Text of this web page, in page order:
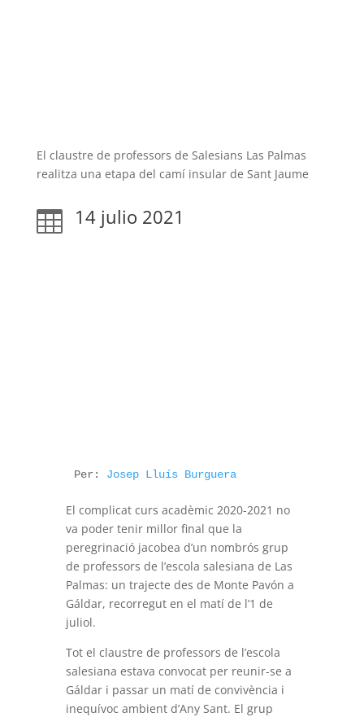
El claustre de professors de Salesians Las Palmas
realitza una etapa del camí insular de Sant Jaume
 14 julio 2021
Per: Josep Lluís Burguera
El complicat curs acadèmic 2020-2021 no
va poder tenir millor final que la
peregrinació jacobea d’un nombrós grup
de professors de l’escola salesiana de Las
Palmas: un trajecte des de Monte Pavón a
Gáldar, recorregut en el matí de l’1 de
juliol.
Tot el claustre de professors de l’escola
salesiana estava convocat per reunir-se a
Gáldar i passar un matí de convivència i
inequívoc ambient d’Any Sant. El grup